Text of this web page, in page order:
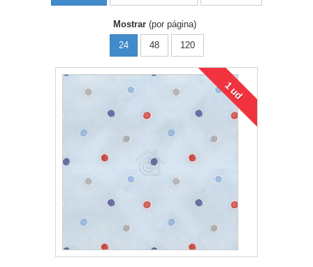
Mostrar (por página)
24
48 120
1 ud